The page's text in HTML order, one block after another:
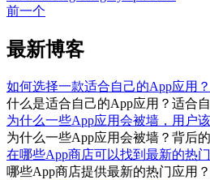
前一个
最新博客
如何选择一款适合自己的App应用？
什么是适合自己的App应用？适合
为什么一些App应用会被墙，用户
为什么一些App应用会被墙？背后
在哪些App商店可以找到最新的热
哪些App商店提供最新的热门应用